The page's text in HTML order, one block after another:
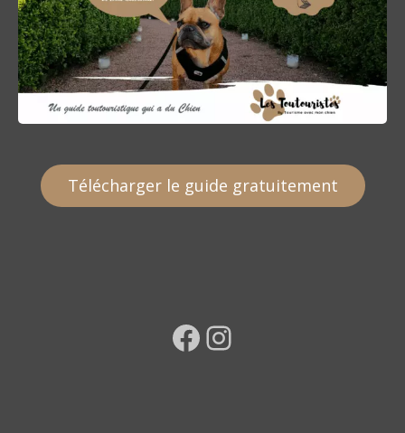
Télécharger le guide gratuitement
Facebook Instagram